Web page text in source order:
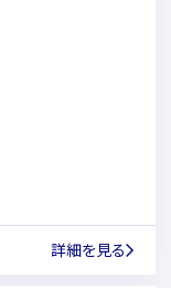
詳細を見る